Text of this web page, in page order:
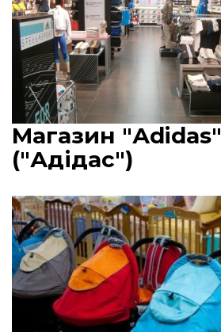
Магазин "Аdidas"
("Адідас")